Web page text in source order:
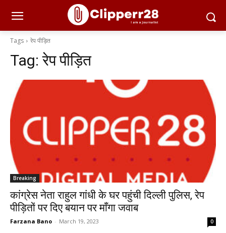
Tags रेप पीड़ित
Tag:रेप पीड़ित
Breaking
कांग्रेस नेता राहुल गांधी के घर पहुंची दिल्ली पुलिस, रेप
पीड़ितों पर दिए बयान पर माँगा जवाब
Farzana Bano - March 19, 2023 0